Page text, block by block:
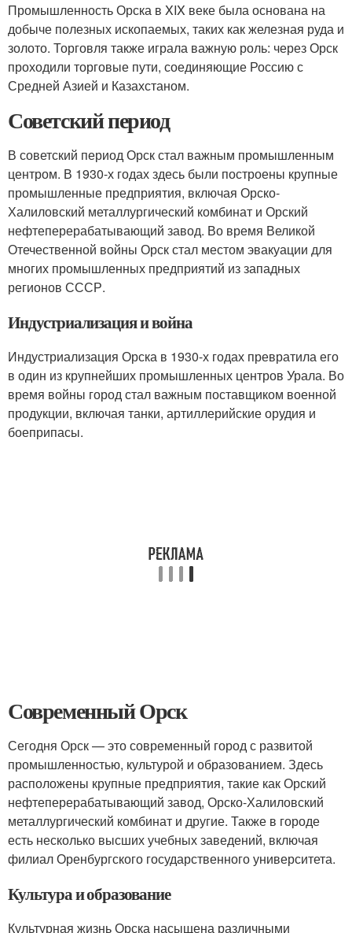
Промышленность Орска в XIX веке была основана на
добыче полезных ископаемых, таких как железная руда и
золото. Торговля также играла важную роль: через Орск
проходили торговые пути, соединяющие Россию с
Средней Азией и Казахстаном.
Советский период
В советский период Орск стал важным промышленным
центром. В 1930-х годах здесь были построены крупные
промышленные предприятия, включая Орско-
Халиловский металлургический комбинат и Орский
нефтеперерабатывающий завод. Во время Великой
Отечественной войны Орск стал местом эвакуации для
многих промышленных предприятий из западных
регионов СССР.
Индустриализация и война
Индустриализация Орска в 1930-х годах превратила его
в один из крупнейших промышленных центров Урала. Во
время войны город стал важным поставщиком военной
продукции, включая танки, артиллерийские орудия и
боеприпасы.
Современный Орск
Сегодня Орск — это современный город с развитой
промышленностью, культурой и образованием. Здесь
расположены крупные предприятия, такие как Орский
нефтеперерабатывающий завод, Орско-Халиловский
металлургический комбинат и другие. Также в городе
есть несколько высших учебных заведений, включая
филиал Оренбургского государственного университета.
Культура и образование
Культурная жизнь Орска насыщена различными